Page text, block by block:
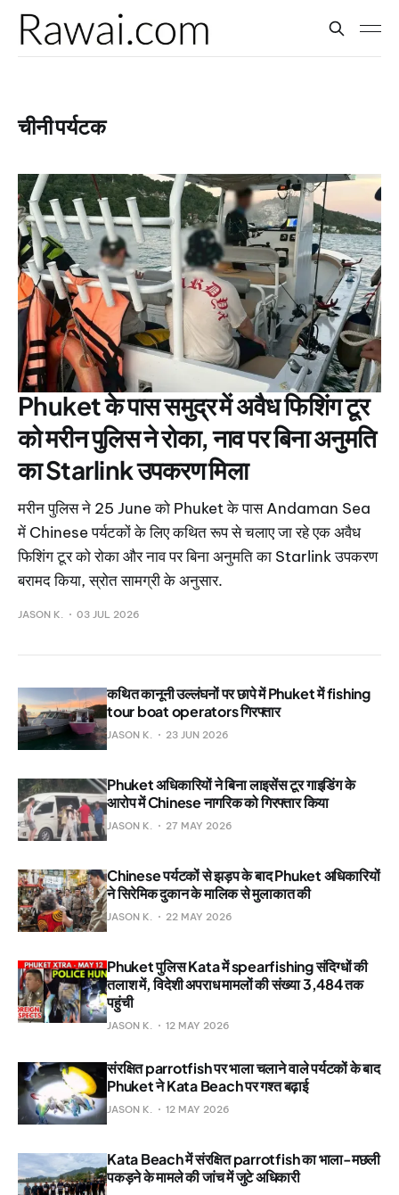
चीनी पर्यटक
Phuket के पास समुद्र में अवैध फिशिंग टूर
को मरीन पुलिस ने रोका, नाव पर बिना अनुमति
का Starlink उपकरण मिला
मरीन पुलिस ने 25 June को Phuket के पास Andaman Sea
में Chinese पर्यटकों के लिए कथित रूप से चलाए जा रहे एक अवैध
फिशिंग टूर को रोका और नाव पर बिना अनुमति का Starlink उपकरण
बरामद किया, स्रोत सामग्री के अनुसार.
JASON K. 03 JUL 2026
कथित कानूनी उल्लंघनों पर छापे में Phuket में fishing
tour boat operators गिरफ्तार
JASON K. 23 JUN 2026
Phuket अधिकारियों ने बिना लाइसेंस टूर गाइडिंग के
आरोप में Chinese नागरिक को गिरफ्तार किया
JASON K. 27 MAY 2026
Chinese पर्यटकों से झड़प के बाद Phuket अधिकारियों
ने सिरेमिक दुकान के मालिक से मुलाकात की
JASON K. 22 MAY 2026
Phuket पुलिस Kata में spearfishing संदिग्धों की
तलाश में, विदेशी अपराध मामलों की संख्या 3,484 तक
पहुंची
JASON K. 12 MAY 2026
संरक्षित parrotfish पर भाला चलाने वाले पर्यटकों के बाद
Phuket ने Kata Beach पर गश्त बढ़ाई
JASON K. 12 MAY 2026
Kata Beach में संरक्षित parrotfish का भाला-मछली
पकड़ने के मामले की जांच में जुटे अधिकारी